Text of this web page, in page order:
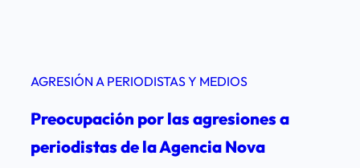
AGRESIÓN A PERIODISTAS Y MEDIOS
Preocupación por las agresiones a
periodistas de la Agencia Nova